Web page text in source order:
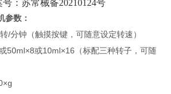
：苏常械备20210124号
参数：
/分钟（触摸按键，可随意设定转速）
或10ml×16（标配三种转子，可随